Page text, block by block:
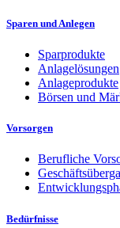
Sparen und Anlegen
Sparprodukte
Anlagelösungen
Anlageprodukte
Börsen und
Vorsorgen
Berufliche
Bedürfnisse